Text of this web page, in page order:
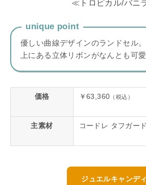
≪トロピカル/バニ
unique point
優しい曲線デザインのランドセル
上にある立体リボンがなんとも可
価格 ￥63,360 （税込）
主素材 コードレ タフガー
ジュエルキャンディ